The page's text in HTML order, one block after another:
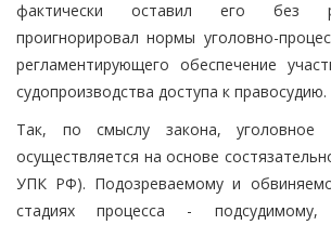
фактически оставил его без
проигнорировал нормы уголовно-
регламентирующего обеспечение
судопроизводства доступа к правосудию.
Так, по смыслу закона, уголовное
осуществляется на основе
УПК РФ). Подозреваемому и
стадиях процесса -